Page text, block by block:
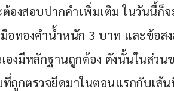
องสอบปากคำเพิ่มเติม ในวันนี้ก็
อทองคำน้ำหนัก 3 บาท และข้อ
องมีหลักฐานถูกต้อง ดังนั้นในส่ว
ถูกตรวจยึดมาในตอนแรกกับเส้